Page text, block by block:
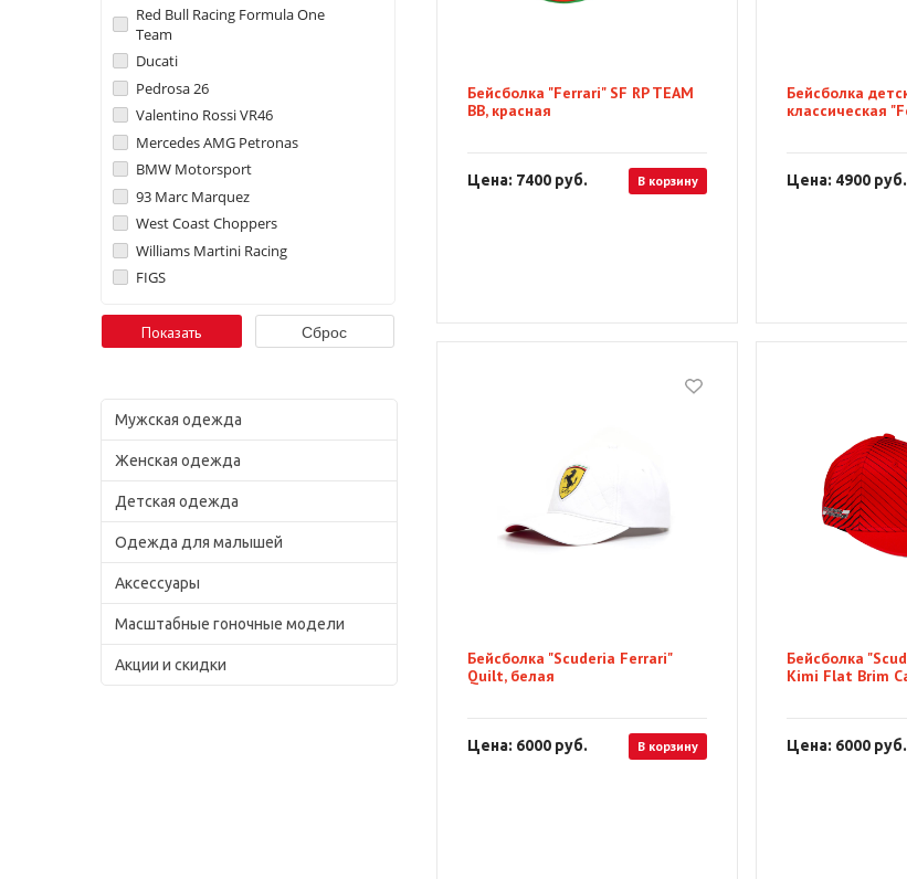
Red Bull Racing Formula One
Team
Ducati
Pedrosa 26
Valentino Rossi VR46
Mercedes AMG Petronas
BMW Motorsport
93 Marc Marquez
West Coast Choppers
Williams Martini Racing
FIGS
Сброс
Мужская одежда
Женская одежда
Детская одежда
Одежда для малышей
Аксессуары
Масштабные гоночные модели
Акции и скидки
Бейсболка "Ferrari" SF RP TEAM
BB, красная
Цена: 7400 руб. В корзину
Бейсболка
классическая
Цена: 4900 руб.
Бейсболка "Scuderia Ferrari"
Quilt, белая
Цена: 6000 руб. В корзину
Бейсболка
Kimi Flat Brim
Цена: 6000 руб.